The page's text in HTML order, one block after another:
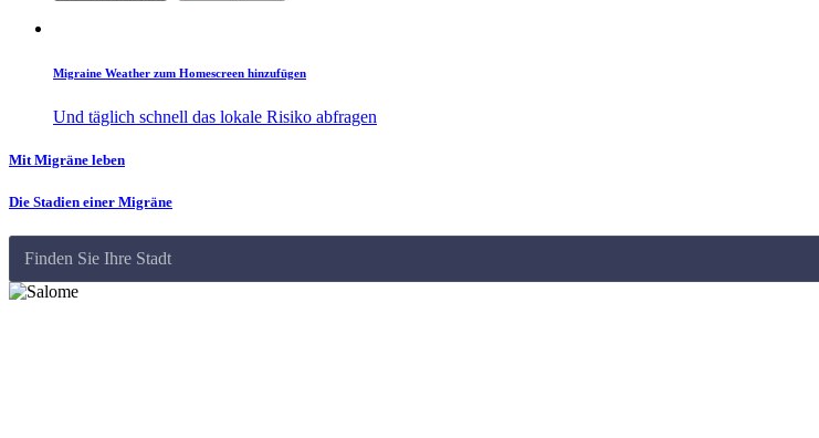
Migraine Weather zum Homescreen hinzufügen
Und täglich schnell das lokale Risiko abfragen
Mit Migräne leben
Die Stadien einer Migräne
Finden Sie Ihre Stadt